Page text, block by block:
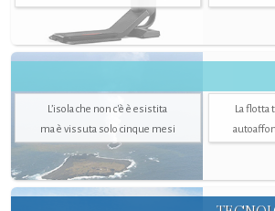
L’isola che non c'è è esistita
ma è vissuta solo cinque mesi
La flotta